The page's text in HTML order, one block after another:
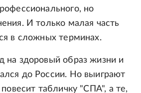
но
И только малая часть
в сложных терминах.
на здоровый образ жизни и
до России. Но выиграют
табличку "СПА", а те,